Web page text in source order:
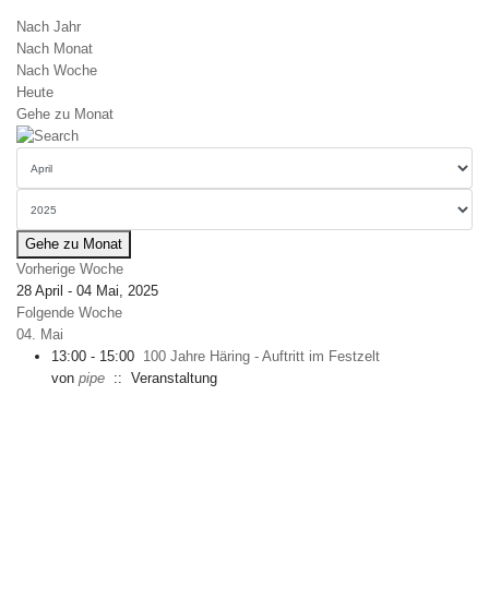
Nach Jahr
Nach Monat
Nach Woche
Heute
Gehe zu Monat
Gehe zu Monat
Vorherige Woche
28 April - 04 Mai, 2025
Folgende Woche
04. Mai
13:00 - 15:00 100 Jahre Häring - Auftritt im Festzelt
von pipe :: Veranstaltung